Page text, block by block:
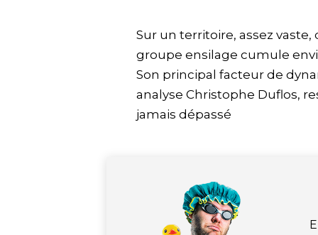
Sur un territoire, assez
groupe ensilage cumule
Son principal facteur de
analyse Christophe Duflos,
jamais dépassé